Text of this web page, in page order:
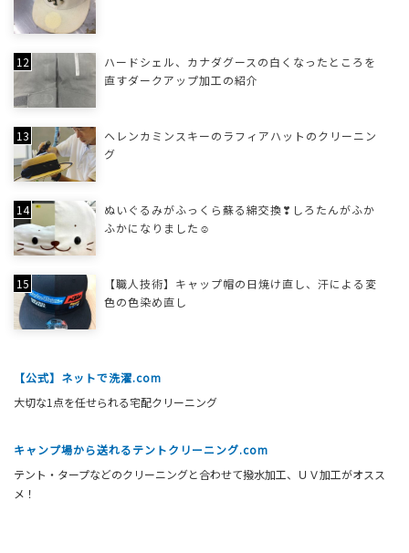
ハードシェル、カナダグースの白くなったところを
直すダークアップ加工の紹介
ヘレンカミンスキーのラフィアハットのクリーニン
グ
ぬいぐるみがふっくら蘇る綿交換❣しろたんがふか
ふかになりました☺
【職人技術】キャップ帽の日焼け直し、汗による変
色の色染め直し
【公式】ネットで洗濯.com
大切な1点を任せられる宅配クリーニング
キャンプ場から送れるテントクリーニング.com
テント・タープなどのクリーニングと合わせて撥水加工、ＵＶ加工がオスス
メ！